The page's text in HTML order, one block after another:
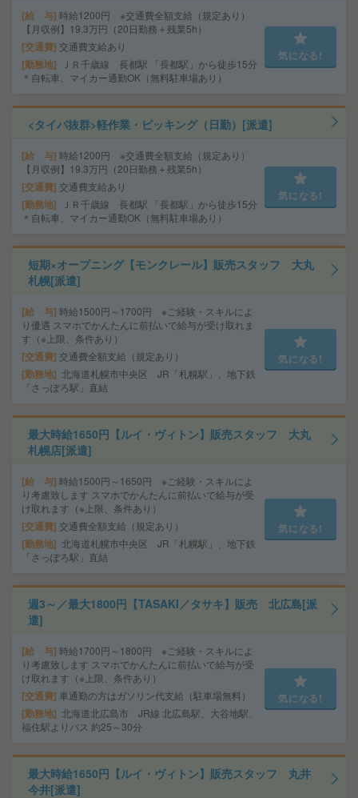
給 与 時給1200円 ※交通費全額支給（規定あり）
【月収例】19.3万円（20日勤務＋残業5h）
交通費 交通費支給あり
勤務地
ＪＲ千歳線 長都駅 「長都駅」から徒歩15分
＊自転車、マイカー通勤OK（無料駐車場あり）
気になる!
<タイパ抜群>軽作業・ピッキング（日勤）[派遣]
給 与 時給1200円 ※交通費全額支給（規定あり）
【月収例】19.3万円（20日勤務＋残業5h）
交通費 交通費支給あり
勤務地
ＪＲ千歳線 長都駅 「長都駅」から徒歩15分
＊自転車、マイカー通勤OK（無料駐車場あり）
気になる!
短期×オープニング【モンクレール】販売スタッフ 大丸
札幌[派遣]
給 与 時給1500円～1700円 ※ご経験・スキルによ
り優遇 スマホでかんたんに前払いで給与が受け取れま
す（※上限、条件あり）
交通費 交通費全額支給（規定あり）
勤務地
北海道札幌市中央区 JR「札幌駅」、地下鉄
「さっぽろ駅」直結
気になる!
最大時給1650円【ルイ・ヴィトン】販売スタッフ 大丸
札幌店[派遣]
給 与 時給1500円～1650円 ※ご経験・スキルによ
り考慮致します スマホでかんたんに前払いで給与が受
け取れます（※上限、条件あり）
交通費 交通費全額支給（規定あり）
勤務地
北海道札幌市中央区 JR「札幌駅」、地下鉄
「さっぽろ駅」直結
気になる!
週3～／最大1800円【TASAKI／タサキ】販売 北広島[派
遣]
給 与 時給1700円～1800円 ※ご経験・スキルによ
り考慮致します スマホでかんたんに前払いで給与が受
け取れます（※上限、条件あり）
交通費 車通勤の方はガソリン代支給（駐車場無料）
勤務地
北海道北広島市 JR線 北広島駅、大谷地駅、
福住駅よりバス 約25～30分
気になる!
最大時給1650円【ルイ・ヴィトン】販売スタッフ 丸井
今井[派遣]